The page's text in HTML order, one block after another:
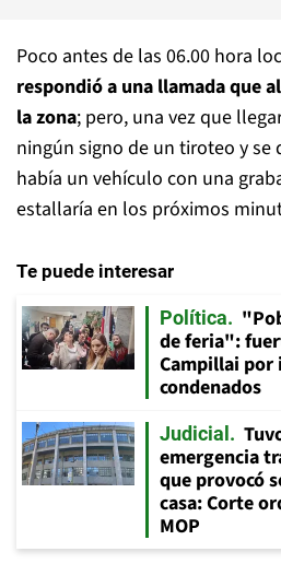
Poco antes de las 06.00 hora
respondió a una llamada que
la zona; pero, una vez que
ningún signo de un tiroteo y se
había un vehículo con una
estallaría en los próximos
Te puede interesar
Política
de feria":
Campillai por
condenados
Judicial
emergencia
que provocó
casa: Corte
MOP